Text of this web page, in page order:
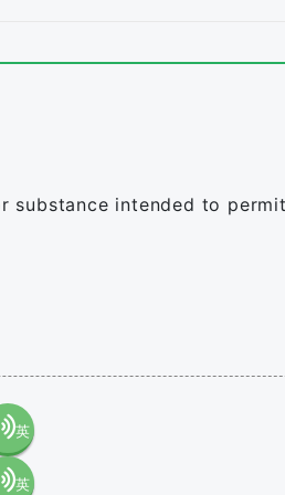
substance intended to
英
米
英